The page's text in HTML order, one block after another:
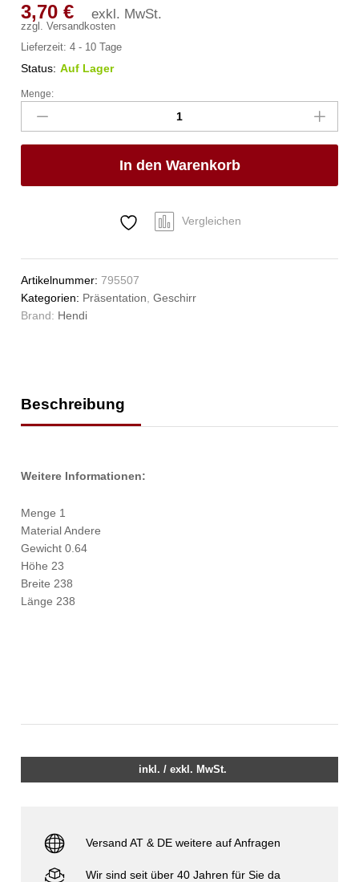
3,70€ exkl. MwSt.
zzgl.Versandkosten
Lieferzeit:4 - 10 Tage
Status: Auf Lager
Teller,
flach,
HENDI,
ø240mm
Menge:
In den Warenkorb
Vergleichen
Artikelnummer:795507
Kategorien: Präsentation,Geschirr
Brand: Hendi
Beschreibung
Weitere Informationen:
Menge 1
Material Andere
Gewicht 0.64
Höhe 23
Breite 238
Länge 238
inkl. / exkl. MwSt.
Versand AT & DE weitere auf Anfragen
Wir sind seit über 40 Jahren für Sie da